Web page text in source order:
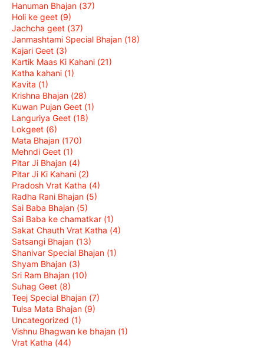
Hanuman Bhajan (37)
Holi ke geet (9)
Jachcha geet (37)
Janmashtami Special Bhajan (18)
Kajari Geet (3)
Kartik Maas Ki Kahani (21)
Katha kahani (1)
Kavita (1)
Krishna Bhajan (28)
Kuwan Pujan Geet (1)
Languriya Geet (18)
Lokgeet (6)
Mata Bhajan (170)
Mehndi Geet (1)
Pitar Ji Bhajan (4)
Pitar Ji Ki Kahani (2)
Pradosh Vrat Katha (4)
Radha Rani Bhajan (5)
Sai Baba Bhajan (5)
Sai Baba ke chamatkar (1)
Sakat Chauth Vrat Katha (4)
Satsangi Bhajan (13)
Shanivar Special Bhajan (1)
Shyam Bhajan (3)
Sri Ram Bhajan (10)
Suhag Geet (8)
Teej Special Bhajan (7)
Tulsa Mata Bhajan (9)
Uncategorized (1)
Vishnu Bhagwan ke bhajan (1)
Vrat Katha (44)